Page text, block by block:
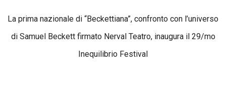
La prima nazionale di “Beckettiana”, confronto con l’universo
di Samuel Beckett firmatoNerval Teatro,inaugura il29/mo
Inequilibrio Festival